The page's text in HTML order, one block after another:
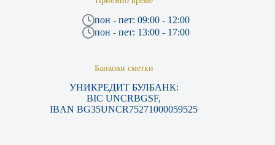
пон - пет: 09:00 - 12:00
пон - пет: 13:00 - 17:00
Банкови сметки
УНИКРЕДИТ БУЛБАНК:
BIC UNCRBGSF,
IBAN BG35UNCR75271000059525